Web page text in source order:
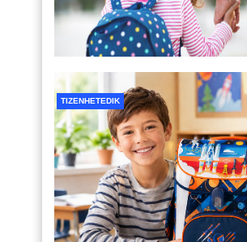
TIZENHETEDIK